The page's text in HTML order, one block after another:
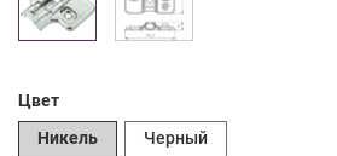
Цвет
Никель
Черный